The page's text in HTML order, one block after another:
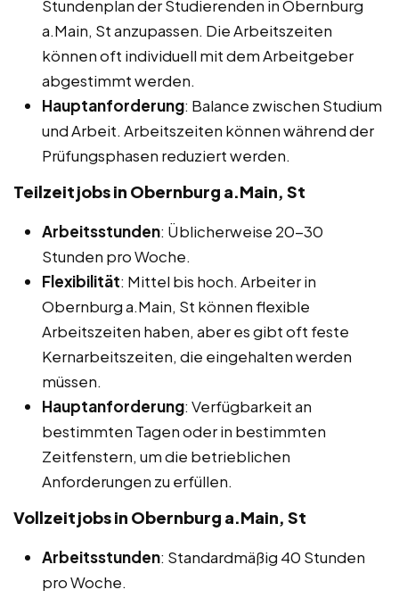
Stundenplan der Studierenden in Obernburg
a.Main, St anzupassen. Die Arbeitszeiten
können oft individuell mit dem Arbeitgeber
abgestimmt werden.
Hauptanforderung: Balance zwischen Studium
und Arbeit. Arbeitszeiten können während der
Prüfungsphasen reduziert werden.
Teilzeitjobs in Obernburg a.Main, St
Arbeitsstunden: Üblicherweise 20-30
Stunden pro Woche.
Flexibilität: Mittel bis hoch. Arbeiter in
Obernburg a.Main, St können flexible
Arbeitszeiten haben, aber es gibt oft feste
Kernarbeitszeiten, die eingehalten werden
müssen.
Hauptanforderung: Verfügbarkeit an
bestimmten Tagen oder in bestimmten
Zeitfenstern, um die betrieblichen
Anforderungen zu erfüllen.
Vollzeitjobs in Obernburg a.Main, St
Arbeitsstunden: Standardmäßig 40 Stunden
pro Woche.